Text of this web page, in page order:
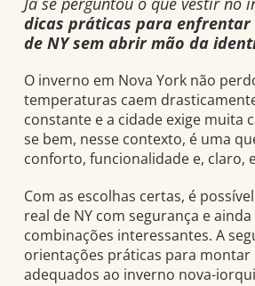
dicas práticas para
de NY sem abrir mão da
O inverno em Nova York não
temperaturas caem
constante e a cidade exige muita
se bem, nesse contexto, é uma
conforto, funcionalidade e, claro,
Com as escolhas certas, é
real de NY com segurança e
combinações interessantes. A
orientações práticas para montar
adequados ao inverno nova-